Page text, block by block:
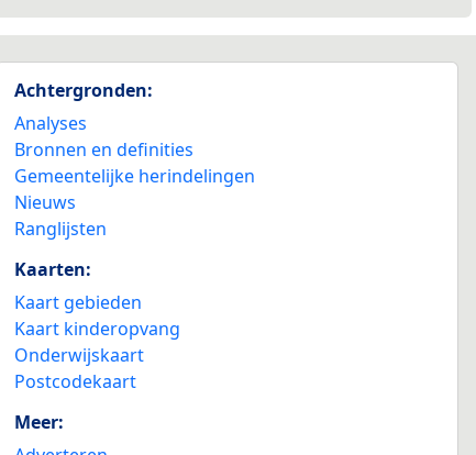
Achtergronden:
Analyses
Bronnen en definities
Gemeentelijke herindelingen
Nieuws
Ranglijsten
Kaarten:
Kaart gebieden
Kaart kinderopvang
Onderwijskaart
Postcodekaart
Meer: